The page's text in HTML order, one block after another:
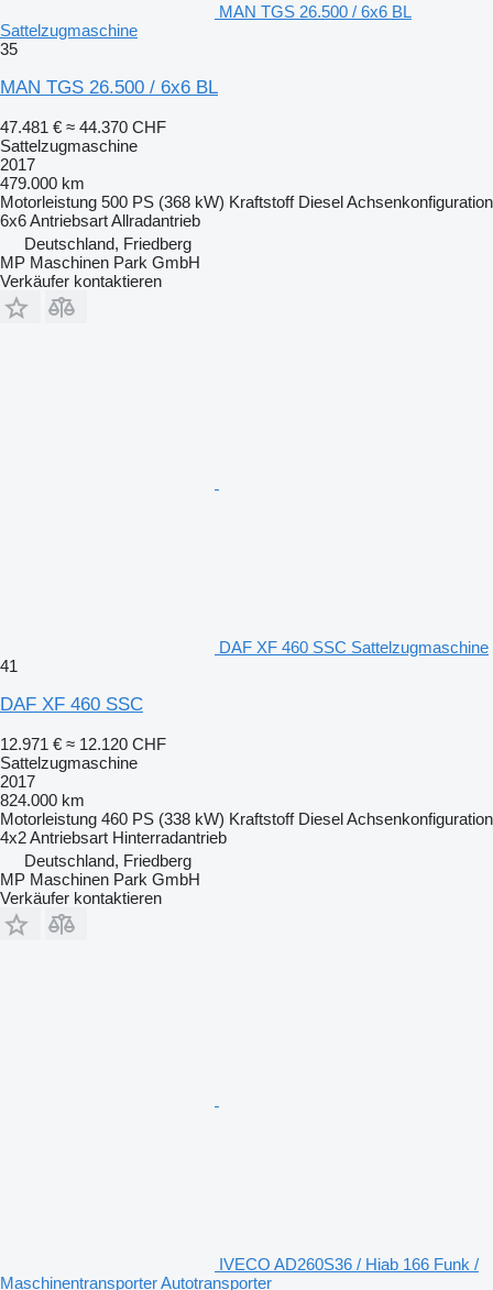
MAN TGS 26.500 / 6x6 BL
Sattelzugmaschine
35
MAN TGS 26.500 / 6x6 BL
47.481 € ≈ 44.370 CHF
Sattelzugmaschine
2017
479.000 km
Motorleistung 500 PS (368 kW) Kraftstoff DieselAchsenkonfiguration
6x6AntriebsartAllradantrieb
Deutschland, Friedberg
MP Maschinen Park GmbH
Verkäufer kontaktieren
DAF XF 460 SSC Sattelzugmaschine
41
DAF XF 460 SSC
12.971 € ≈ 12.120 CHF
Sattelzugmaschine
2017
824.000 km
Motorleistung 460 PS (338 kW) Kraftstoff DieselAchsenkonfiguration
4x2Antriebsart Hinterradantrieb
Deutschland, Friedberg
MP Maschinen Park GmbH
Verkäufer kontaktieren
IVECO AD260S36 / Hiab 166 Funk /
Maschinentransporter Autotransporter